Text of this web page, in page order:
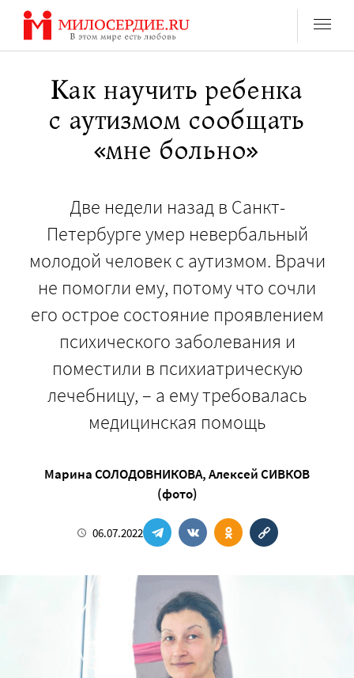
Перейти
содержанию
Как научить ребенка
с аутизмом сообщать
«мне больно»
Две недели назад в Санкт-
Петербурге умер невербальный
молодой человек с аутизмом. Врачи
не помогли ему, потому что сочли
его острое состояние проявлением
психического заболевания и
поместили в психиатрическую
лечебницу, – а ему требовалась
медицинская помощь
Марина СОЛОДОВНИКОВА,Алексей СИВКОВ
(фото)
06.07.2022